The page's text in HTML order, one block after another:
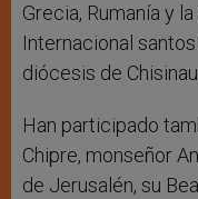
Grecia, Rumanía y
Internacional
diócesis de
Han participado
Chipre, monseñor
de Jerusalén, su